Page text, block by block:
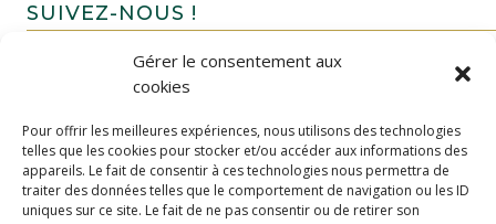
Gérer le consentement aux
cookies
Pour offrir les meilleures expériences, nous utilisons des technologies
telles que les cookies pour stocker et/ou accéder aux informations des
appareils. Le fait de consentir à ces technologies nous permettra de
traiter des données telles que le comportement de navigation ou les ID
uniques sur ce site. Le fait de ne pas consentir ou de retirer son
SUIVEZ-NOUS !